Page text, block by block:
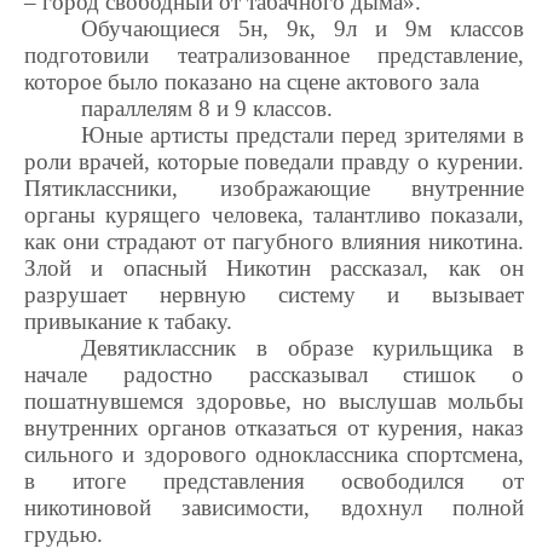
Обучающиеся 5н, 9к, 9л и 9м классов
подготовили театрализованное представление,
которое было показано на сцене актового зала
параллелям 8 и 9 классов.
Юные артисты предстали перед зрителями в
роли врачей, которые поведали правду о курении.
Пятиклассники, изображающие внутренние
органы курящего человека, талантливо показали,
как они страдают от пагубного влияния никотина.
Злой и опасный Никотин рассказал, как он
разрушает нервную систему и вызывает
привыкание к табаку.
Девятиклассник в образе курильщика в
начале радостно рассказывал стишок о
пошатнувшемся здоровье, но выслушав мольбы
внутренних органов отказаться от курения, наказ
сильного и здорового одноклассника спортсмена,
в итоге представления освободился от
никотиновой зависимости, вдохнул полной
грудью.